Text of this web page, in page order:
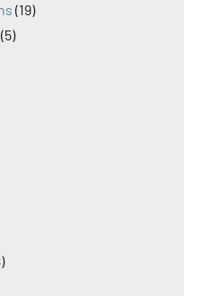
(19)
(5)